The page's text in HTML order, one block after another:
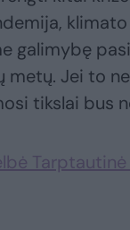
galimybę
metų. Jei to
tikslai bus